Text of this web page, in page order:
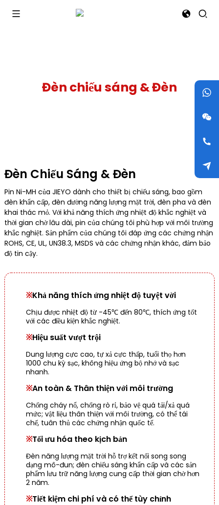
Đèn chiếu sáng & Đèn
Đèn Chiếu Sáng & Đèn
Pin Ni-MH của JIEYO dành cho thiết bị chiếu sáng, bao gồm
đèn khẩn cấp, đèn đường năng lượng mặt trời, đèn pha và đèn
khai thác mỏ. Với khả năng thích ứng nhiệt độ khắc nghiệt và
thời gian chờ lâu dài, pin của chúng tôi phù hợp với môi trường
khắc nghiệt. Sản phẩm của chúng tôi đáp ứng các chứng nhận
ROHS, CE, UL, UN38.3, MSDS và các chứng nhận khác, đảm bảo
độ tin cậy.
※Khả năng thích ứng nhiệt độ tuyệt vời
Chịu được nhiệt độ từ -45℃ đến 80℃, thích ứng tốt
với các điều kiện khắc nghiệt.
※Hiệu suất vượt trội
Dung lượng cực cao, tự xả cực thấp, tuổi thọ hơn
1000 chu kỳ sạc, không hiệu ứng bộ nhớ và sạc
nhanh.
※An toàn & Thân thiện với môi trường
Chống cháy nổ, chống rò rỉ, bảo vệ quá tải/xả quá
mức; vật liệu thân thiện với môi trường, có thể tái
chế, tuân thủ các chứng nhận quốc tế.
※Tối ưu hóa theo kịch bản
Đèn năng lượng mặt trời hỗ trợ kết nối song song
dạng mô-đun; đèn chiếu sáng khẩn cấp và các sản
phẩm lưu trữ năng lượng cung cấp thời gian chờ hơn
2 năm.
※Tiết kiệm chi phí và có thể tùy chỉnh